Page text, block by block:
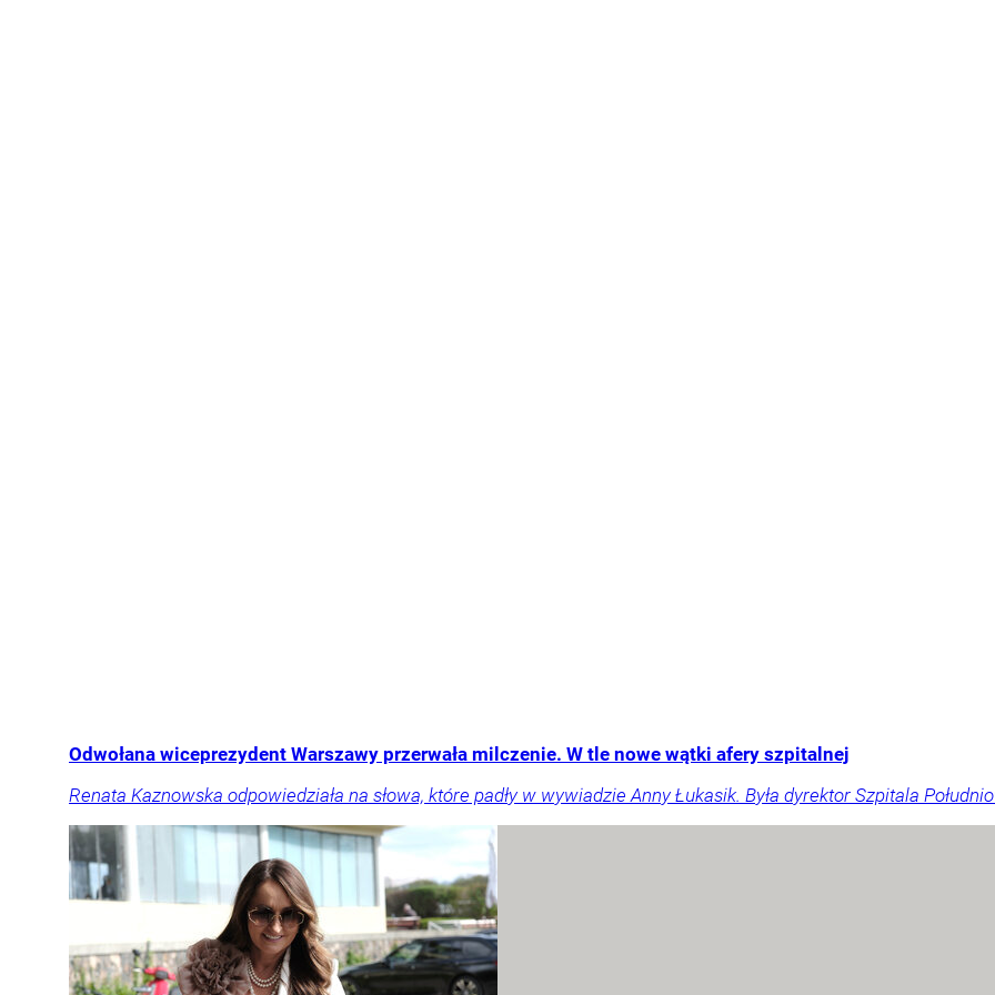
Odwołana wiceprezydent Warszawy przerwała milczenie. W tle nowe wątki afery szpitalnej
Renata Kaznowska odpowiedziała na słowa, które padły w wywiadzie Anny Łukasik. Była dyrektor Szpitala